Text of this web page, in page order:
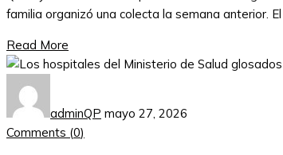
familia organizó una colecta la semana anterior.
Read More
adminQP mayo 27, 2026
Comments (0)